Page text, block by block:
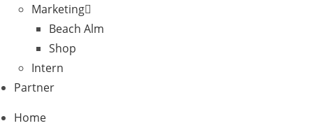
Marketing
Beach Alm
Shop
Intern
Partner
Home